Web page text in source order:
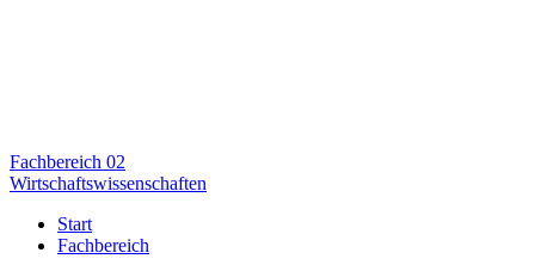
Fachbereich 02
Wirtschaftswissenschaften
Start
Fachbereich